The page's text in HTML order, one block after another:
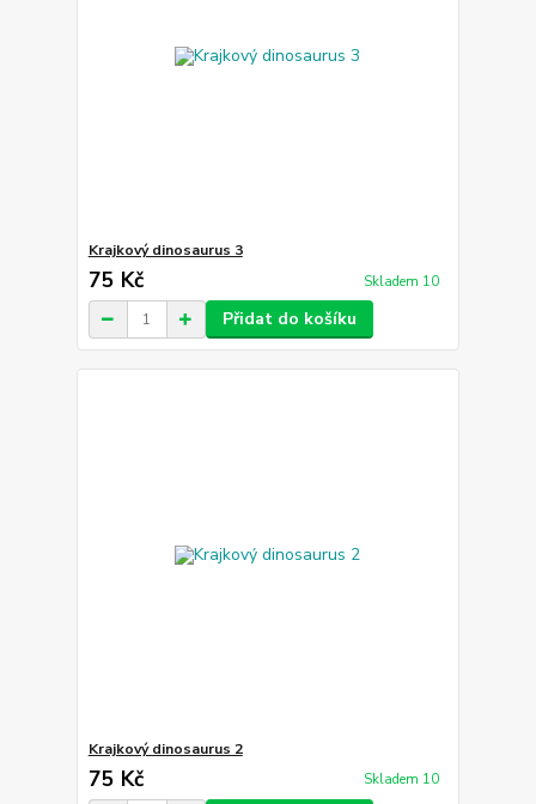
Krajkový dinosaurus 3
75 Kč Skladem 10
Přidat do košíku
Krajkový dinosaurus 2
75 Kč Skladem 10